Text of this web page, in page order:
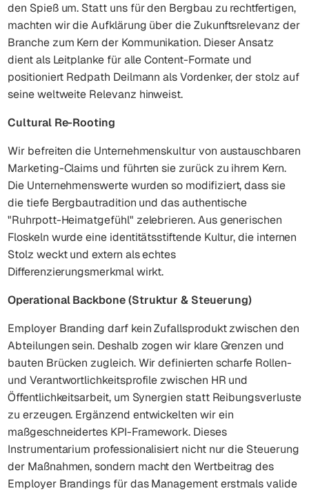
den Spieß um. Statt uns für den Bergbau zu rechtfertigen,
machten wir die Aufklärung über die Zukunftsrelevanz der
Branche zum Kern der Kommunikation. Dieser Ansatz
dient als Leitplanke für alle Content-Formate und
positioniert Redpath Deilmann als Vordenker, der stolz auf
seine weltweite Relevanz hinweist.
Cultural Re-Rooting
Wir befreiten die Unternehmenskultur von austauschbaren
Marketing-Claims und führten sie zurück zu ihrem Kern.
Die Unternehmenswerte wurden so modifiziert, dass sie
die tiefe Bergbautradition und das authentische
"Ruhrpott-Heimatgefühl" zelebrieren. Aus generischen
Floskeln wurde eine identitätsstiftende Kultur, die internen
Stolz weckt und extern als echtes
Differenzierungsmerkmal wirkt.
Operational Backbone (Struktur & Steuerung)
Employer Branding darf kein Zufallsprodukt zwischen den
Abteilungen sein. Deshalb zogen wir klare Grenzen und
bauten Brücken zugleich. Wir definierten scharfe Rollen-
und Verantwortlichkeitsprofile zwischen HR und
Öffentlichkeitsarbeit, um Synergien statt Reibungsverluste
zu erzeugen. Ergänzend entwickelten wir ein
maßgeschneidertes KPI-Framework. Dieses
Instrumentarium professionalisiert nicht nur die Steuerung
der Maßnahmen, sondern macht den Wertbeitrag des
Employer Brandings für das Management erstmals valide